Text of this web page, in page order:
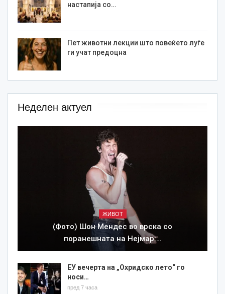
настапија со…
Пет животни лекции што повеќето луѓе
ги учат предоцна
Неделен актуел
ЖИВОТ
(Фото) Шон Мендес во врска со
поранешната на Нејмар:…
ЕУ вечерта на „Охридско лето“ го
носи…
пред 7 часа